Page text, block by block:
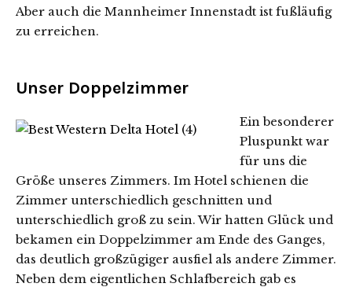
Aber auch die Mannheimer Innenstadt ist fußläufig
zu erreichen.
Unser Doppelzimmer
Ein besonderer
Pluspunkt war
für uns die
Größe unseres Zimmers. Im Hotel schienen die
Zimmer unterschiedlich geschnitten und
unterschiedlich groß zu sein. Wir hatten Glück und
bekamen ein Doppelzimmer am Ende des Ganges,
das deutlich großzügiger ausfiel als andere Zimmer.
Neben dem eigentlichen Schlafbereich gab es